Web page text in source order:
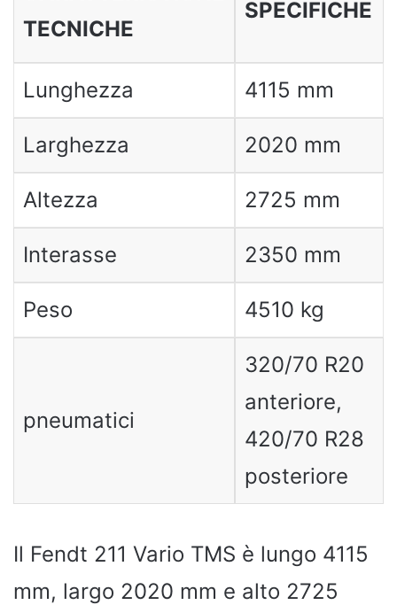
TECNICHE
SPECIFICHE
Lunghezza 4115 mm
Larghezza 2020 mm
Altezza 2725 mm
Interasse 2350 mm
Peso 4510 kg
pneumatici
320/70 R20
anteriore,
420/70 R28
posteriore
Il Fendt 211 Vario TMS è lungo 4115
mm, largo 2020 mm e alto 2725